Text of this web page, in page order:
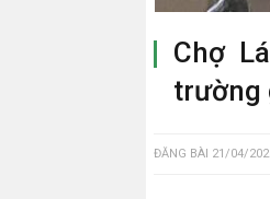
Chợ
trường
ĐĂNG BÀI 21/04/